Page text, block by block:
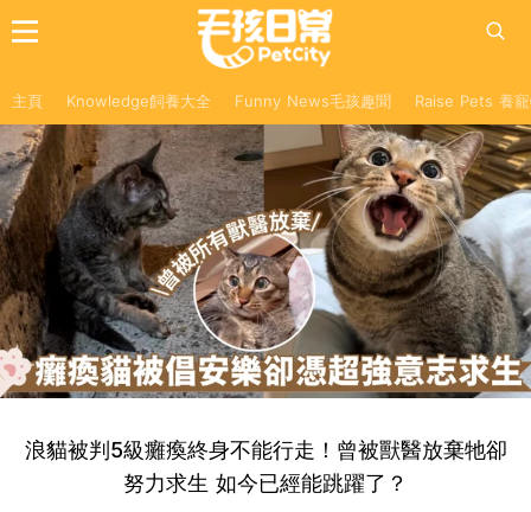
主頁 Knowledge飼養大全 Funny News毛孩趣聞 Raise Pets 養
浪貓被判5級癱瘓終身不能行走！曾被獸醫放棄牠卻
努力求生 如今已經能跳躍了？